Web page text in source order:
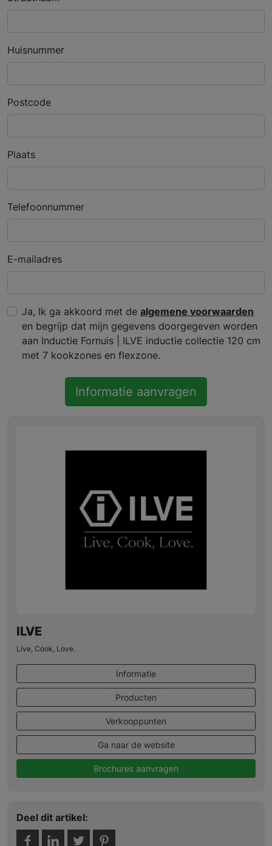
Huisnummer
Postcode
Plaats
Telefoonnummer
E-mailadres
Ja, Ik ga akkoord met de algemene voorwaarden
en begrijp dat mijn gegevens doorgegeven worden
aan Inductie Fornuis | ILVE inductie collectie 120 cm
met 7 kookzones en flexzone.
Informatie aanvragen
ILVE
Live, Cook, Love.
Informatie
Producten
Verkooppunten
Ga naar de website
Brochures aanvragen
Deel dit artikel: